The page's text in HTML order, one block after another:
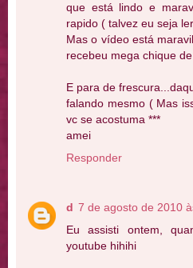
que está lindo e
rapido ( talvez eu seja
Mas o vídeo está
recebeu mega chique
E para de
falando mesmo ( Mas
vc se acostuma ***
amei
Responder
d 7 de agosto de 2010
Eu assisti ontem,
youtube hihihi